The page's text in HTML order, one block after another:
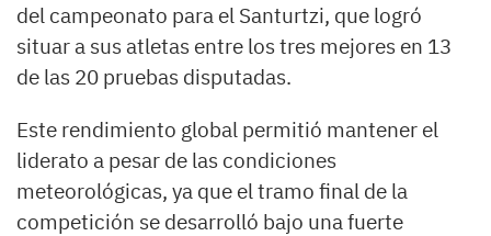
del campeonato para el Santurtzi, que logró
situar a sus atletas entre los tres mejores en 13
de las 20 pruebas disputadas.
Este rendimiento global permitió mantener el
liderato a pesar de las condiciones
meteorológicas, ya que el tramo final de la
competición se desarrolló bajo una fuerte